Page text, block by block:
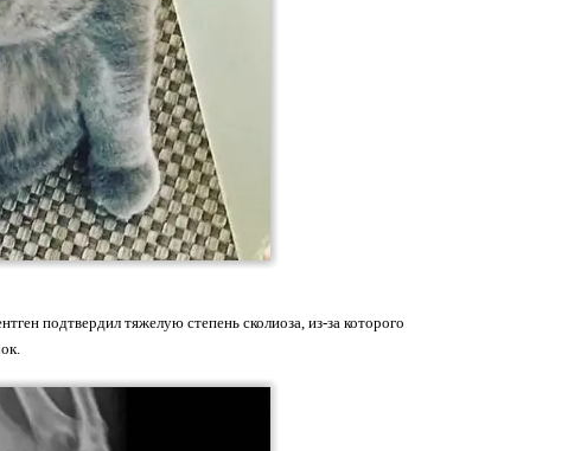
подтвердил тяжелую степень сколиоза, из-за которого